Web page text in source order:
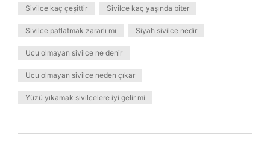
Sivilce kaç çeşittir Sivilce kaç yaşında biter
Sivilce patlatmak zararlı mı Siyah sivilce nedir
Ucu olmayan sivilce ne denir
Ucu olmayan sivilce neden çıkar
Yüzü yıkamak sivilcelere iyi gelir mi